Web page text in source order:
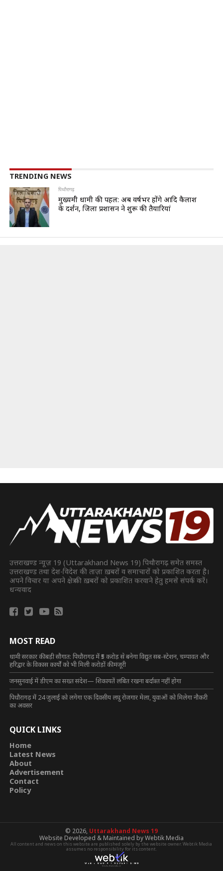
TRENDING NEWS
पिथौरागढ़
मुख्यमंत्री धामी की पहल: अब वर्षभर होंगे आदि कैलाश
के दर्शन, जिला प्रशासन ने शुरू की तैयारियां
उत्तराखण्ड न्यूज़ 19 (Uttarakhand News 19) पिथौरागढ़ समेत समस्त
उत्तराखण्ड तथा देश-विदेश की ताज़ा ख़बरों व समाचारों को प्रकाशित करता है।
अपने विचार या अपने क्षेत्र की ख़बरों को प्रकाशित करवाने हेतु हमसे संपर्क करें।
धन्यवाद
MOST READ
धामी सरकार की बड़ी सौगात: पिथौरागढ़ में ₹5 करोड़ से बनेगा विद्युत सब-स्टेशन, चम्पावत और
हरिद्वार के विकास कार्यों को भी मिली करोड़ों की मंजूरी
जनसुनवाई में डीएम का सख्त संदेश— शिकायतें लंबित रखना बर्दाश्त नहीं होगा
पिथौरागढ़ में 24 जुलाई को लगेगा एक दिवसीय लघु रोजगार मेला, युवाओं को मिलेगा नौकरी
का अवसर
QUICK LINKS
Home
Latest News
About
Advertisement
Contact
Policy
© 2026, Uttarakhand News 19
Website Developed & Maintained by Webtik Media
All content and news on this website are published solely by the website owner. Webtik Media
assumes no responsibility for its content.